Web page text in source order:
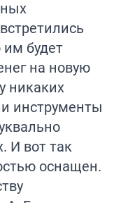
им будет
на новую
никаких
инструменты
И вот так
оснащен.